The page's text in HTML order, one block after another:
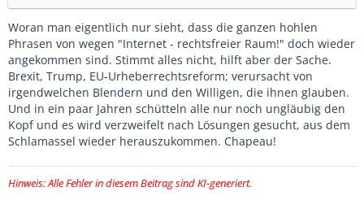
Woran man eigentlich nur sieht, dass die ganzen hohlen
Phrasen von wegen "Internet - rechtsfreier Raum!" doch wieder
angekommen sind. Stimmt alles nicht, hilft aber der Sache.
Brexit, Trump, EU-Urheberrechtsreform; verursacht von
irgendwelchen Blendern und den Willigen, die ihnen glauben.
Und in ein paar Jahren schütteln alle nur noch ungläubig den
Kopf und es wird verzweifelt nach Lösungen gesucht, aus dem
Schlamassel wieder herauszukommen. Chapeau!
Hinweis: Alle Fehler in diesem Beitrag sind KI-generiert.